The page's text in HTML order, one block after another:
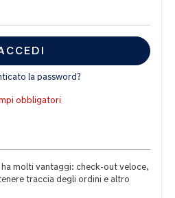
la password?
molti vantaggi: check-out veloce,
traccia degli ordini e altro